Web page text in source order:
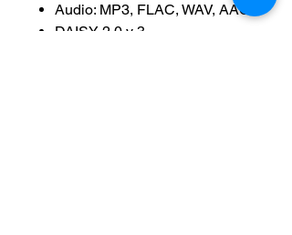
Audio: MP3, FLAC, WAV, AAC
DAISY 2.0 y 3